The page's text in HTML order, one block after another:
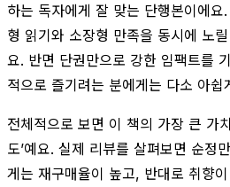
하는 독자에게 잘 맞는 단행본이에
형 읽기와 소장형 만족을 동시에 노
요. 반면 단권만으로 강한 임팩트를
적으로 즐기려는 분에게는 다소 아쉽
전체적으로 보면 이 책의 가장 큰 가
도’예요. 실제 리뷰를 살펴보면 순정
게는 재구매율이 높고, 반대로 취향